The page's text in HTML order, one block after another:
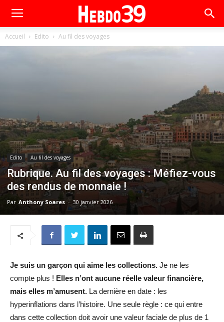
Accueil Edito Au fil des voyages
Edito Au fil des voyages
Rubrique. Au fil des voyages : Méfiez-vous
des rendus de monnaie !
Par Anthony Soares - 30 janvier 2026
Je suis un garçon qui aime les collections. Je ne les
compte plus ! Elles n’ont aucune réelle valeur financière,
mais elles m’amusent. La dernière en date : les
hyperinflations dans l’histoire. Une seule règle : ce qui entre
dans cette collection doit avoir une valeur faciale de plus de 1